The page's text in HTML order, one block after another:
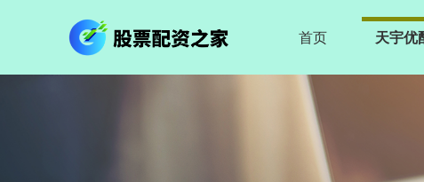
首页 天宇优